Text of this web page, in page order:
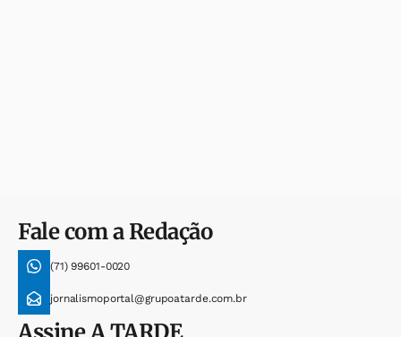
Fale com a Redação
(71) 99601-0020
jornalismoportal@grupoatarde.com.br